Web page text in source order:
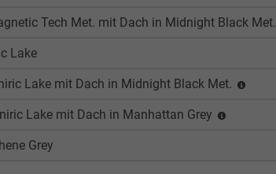
Tech Met. mit Dach in Midnight Black Met.
Lake
Lake mit Dach in Midnight Black Met.
Lake mit Dach in Manhattan Grey
Grey